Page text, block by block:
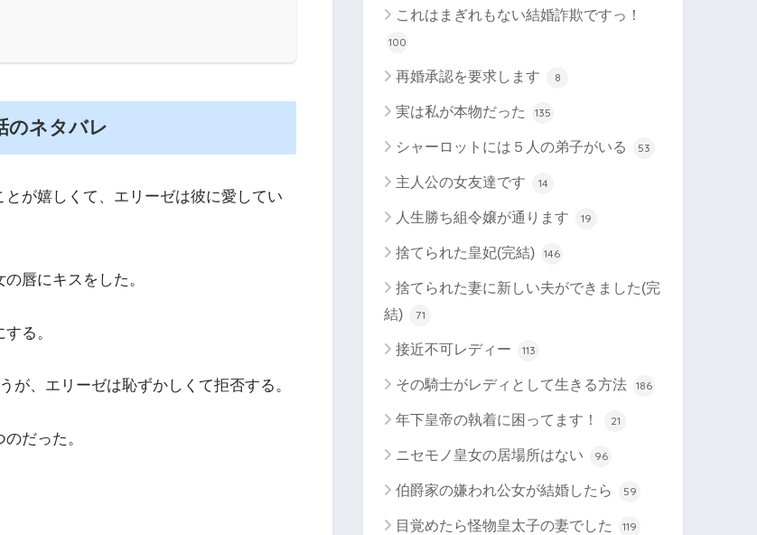
のネタバレ
が嬉しくて、エリーゼは彼に愛してい
唇にキスをした。
る。
が、エリーゼは恥ずかしくて拒否する。
だった。
これはまぎれもない結婚詐欺ですっ！
100
再婚承認を要求します 8
実は私が本物だった 135
シャーロットには５人の弟子がいる 53
主人公の女友達です 14
人生勝ち組令嬢が通ります 19
捨てられた皇妃(完結) 146
捨てられた妻に新しい夫ができました(完
結)
71
接近不可レディー 113
その騎士がレディとして生きる方法 186
年下皇帝の執着に困ってます！ 21
ニセモノ皇女の居場所はない 96
伯爵家の嫌われ公女が結婚したら 59
目覚めたら怪物皇太子の妻でした 119